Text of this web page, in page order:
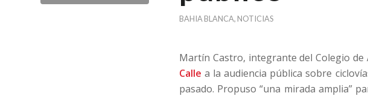
BAHIA BLANCA, NOTICIAS
Martín Castro, integrante del Colegio
Calle a la audiencia pública sobre
pasado. Propuso “una mirada amplia”